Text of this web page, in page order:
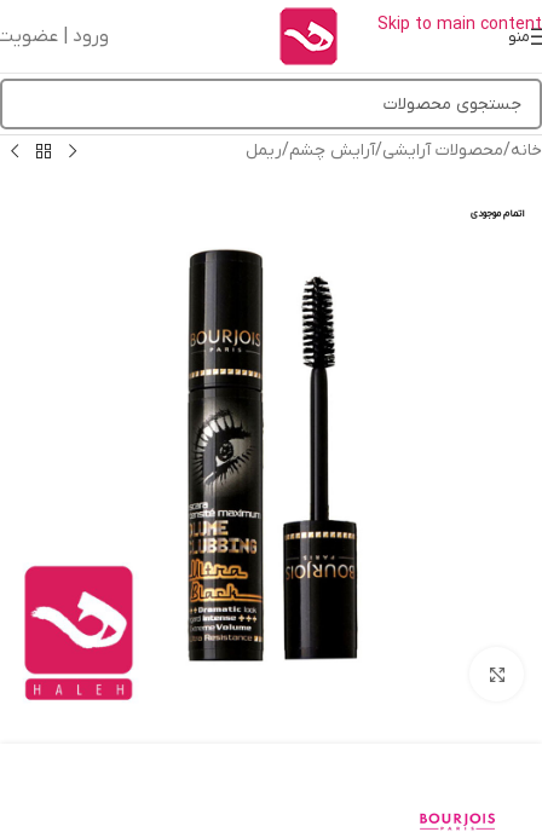
Skip to main content
منو ورود |
خانه/محصولات آرایشی/آرایش چشم/ریمل
اتمام موجودی